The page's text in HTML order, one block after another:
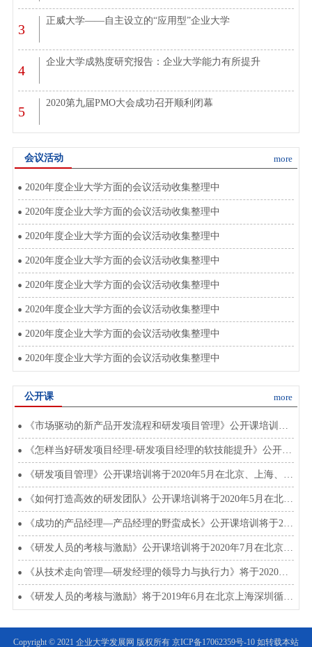
3
正威大学——自主设立的“应用型”企业大学
4
企业大学成熟度研究报告：企业大学能力有所提升
5
2020第九届PMO大会成功召开顺利闭幕
more
会议活动
2020年度企业大学方面的会议活动收集整理中
2020年度企业大学方面的会议活动收集整理中
2020年度企业大学方面的会议活动收集整理中
2020年度企业大学方面的会议活动收集整理中
2020年度企业大学方面的会议活动收集整理中
2020年度企业大学方面的会议活动收集整理中
2020年度企业大学方面的会议活动收集整理中
2020年度企业大学方面的会议活动收集整理中
more
公开课
《市场驱动的新产品开发流程和研发项目管理》公开课培训将于2020年8月在北上深开班
《怎样当好研发项目经理-研发项目经理的软技能提升》公开课将于2020年3月在北上深开班
《研发项目管理》公开课培训将于2020年5月在北京、上海、深圳开班
《如何打造高效的研发团队》公开课培训将于2020年5月在北京上海深圳开班
《成功的产品经理—产品经理的野蛮成长》公开课培训将于2020年4月5月在北上深开班
《研发人员的考核与激励》公开课培训将于2020年7月在北京、上海、深圳开班
《从技术走向管理—研发经理的领导力与执行力》将于2020年4、5、6、7月在北上深开班
《研发人员的考核与激励》将于2019年6月在北京上海深圳循环开课
Copyright © 2021 企业大学发展网 版权所有 京ICP备17062359号-10 如转载本站